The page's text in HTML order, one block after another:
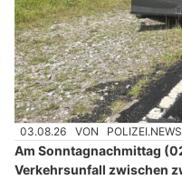
03.08.26 VON
Am Sonntagnachmittag
Verkehrsunfall zwischen